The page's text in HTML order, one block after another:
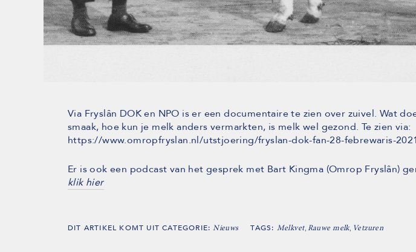
Via Fryslân DOK en NPO is er een documentaire te zien over zuivel. Wat
smaak, hoe kun je melk anders vermarkten, is melk wel gezond. Te zien via:
https://www.omropfryslan.nl/utstjoering/fryslan-dok-fan-28-febrewaris-
Er is ook een podcast van het gesprek met Bart Kingma (Omrop Fryslân)
klik hier
DIT ARTIKEL KOMT UIT CATEGORIE:Nieuws TAGS: Melkvet, Rauwe melk, Vetzuren